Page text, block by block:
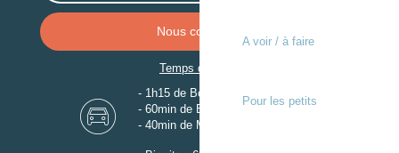
A voir / à faire
Pour les petits
Nous contacter
Temps de trajet
- 1h15 de Bordeaux
- 60min de Biarritz
- 40min de Mont-de-Marsan